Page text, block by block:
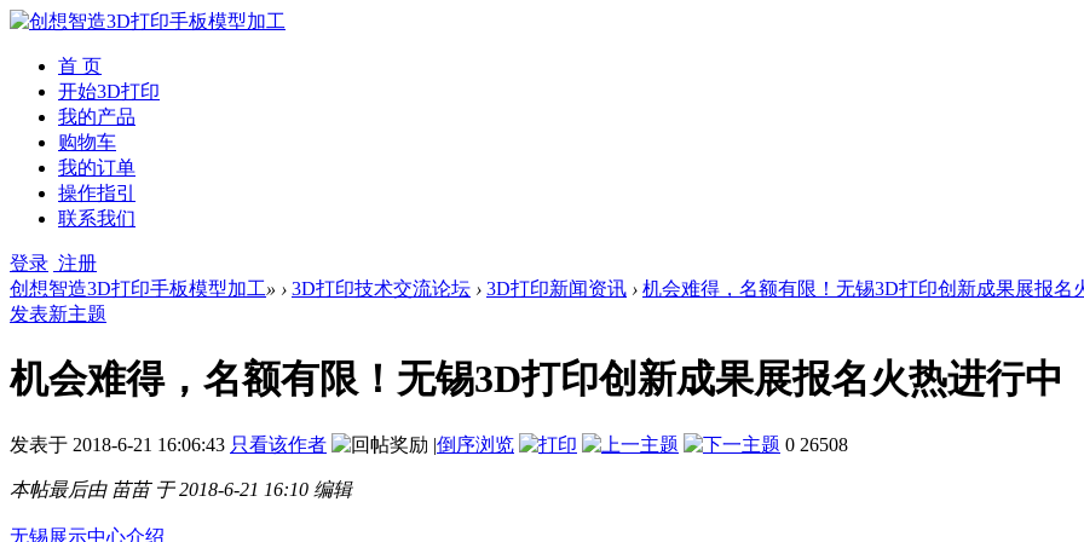
首 页
开始3D打印
我的产品
购物车
我的订单
操作指引
联系我们
登录 注册
创想智造3D打印手板模型加工» › 3D打印技术交流论坛 › 3D打印新闻资讯 › 机会难得，名额有限！无锡3D打印创新成果展报名
发表新主题
机会难得，名额有限！无锡3D打印创新成果展报名火热进行中
发表于 2018-6-21 16:06:43 只看该作者 |倒序浏览 0 26508
本帖最后由 苗苗 于 2018-6-21 16:10 编辑
无锡展示中心介绍